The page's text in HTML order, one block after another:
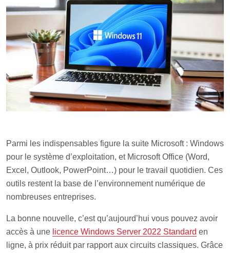
Parmi les indispensables figure la suite Microsoft : Windows
pour le système d’exploitation, et Microsoft Office (Word,
Excel, Outlook, PowerPoint…) pour le travail quotidien. Ces
outils restent la base de l’environnement numérique de
nombreuses entreprises.
La bonne nouvelle, c’est qu’aujourd’hui vous pouvez avoir
accès à une licence Windows Server 2022 Standard en
ligne, à prix réduit par rapport aux circuits classiques. Grâce